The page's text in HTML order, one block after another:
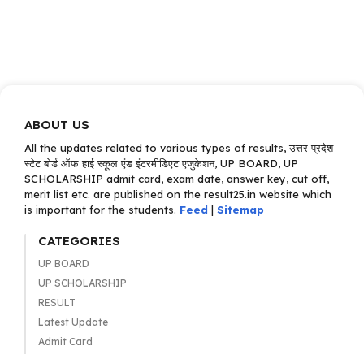
ABOUT US
All the updates related to various types of results, उत्तर प्रदेश
स्टेट बोर्ड ऑफ हाई स्कूल एंड इंटरमीडिएट एजुकेशन, UP BOARD, UP
SCHOLARSHIP admit card, exam date, answer key, cut off,
merit list etc. are published on the result25.in website which
is important for the students. Feed | Sitemap
CATEGORIES
UP BOARD
UP SCHOLARSHIP
RESULT
Latest Update
Admit Card